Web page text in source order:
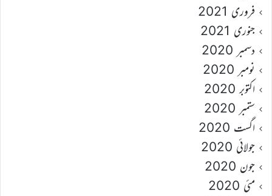
فروری 2021
جنوری 2021
دسمبر 2020
نومبر 2020
اکتوبر 2020
ستمبر 2020
اگست 2020
جولائی 2020
جون 2020
مئی 2020